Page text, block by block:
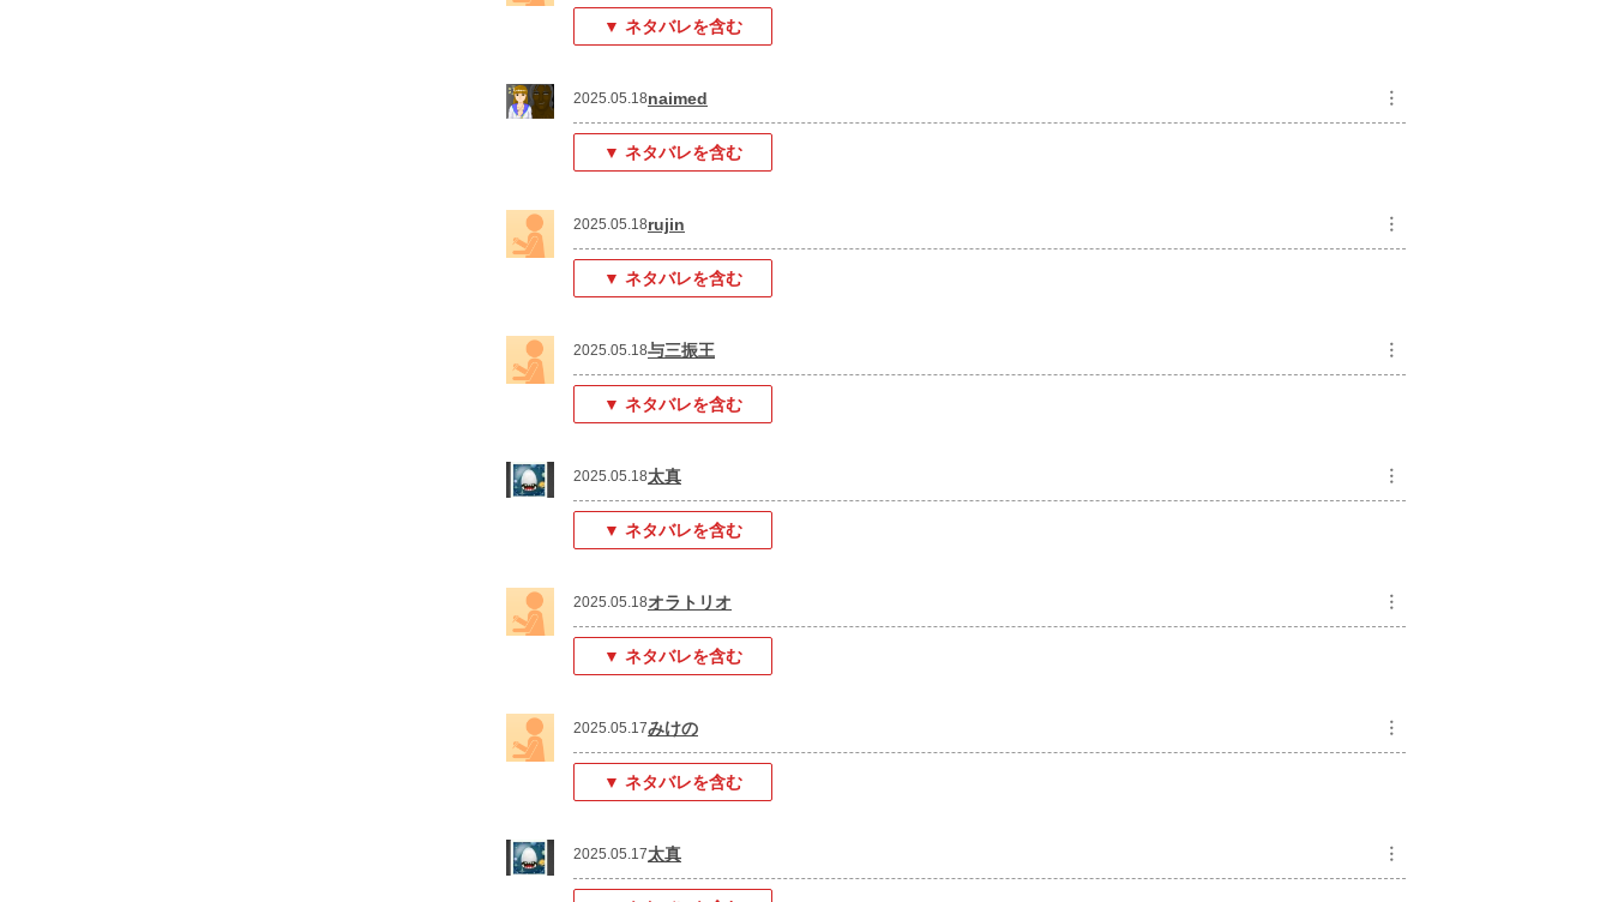
▼ ネタバレを含む
2025.05.18naimed ︙
▼ ネタバレを含む
2025.05.18rujin ︙
▼ ネタバレを含む
2025.05.18与三振王 ︙
▼ ネタバレを含む
2025.05.18太真 ︙
▼ ネタバレを含む
2025.05.18オラトリオ ︙
▼ ネタバレを含む
2025.05.17みけの ︙
▼ ネタバレを含む
2025.05.17太真 ︙